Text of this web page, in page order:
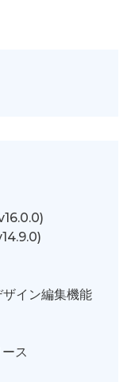
イン編集機能
ス